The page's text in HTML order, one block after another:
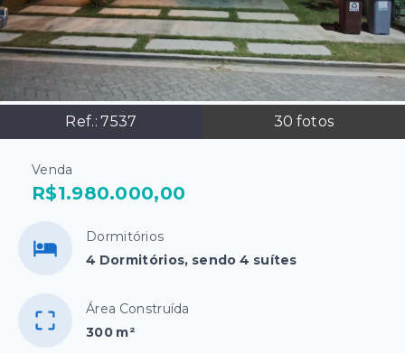
Ref.:7537 30 fotos
Venda
R$1.980.000,00
Dormitórios
4 Dormitórios, sendo 4 suítes
Área Construída
300 m²